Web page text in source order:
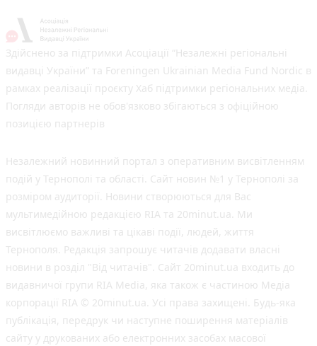
Здійснено за підтримки Асоціації “Незалежні регіональні
видавці України” та Foreningen Ukrainian Media Fund Nordic в
рамках реалізації проєкту Хаб підтримки регіональних медіа.
Погляди авторів не обов'язково збігаються з офіційною
позицією партнерів
Незалежний новинний портал з оперативним висвітленням
подій у Тернополі та області. Сайт новин №1 у Тернополі за
розміром аудиторії. Новини створюються для Вас
мультимедійною редакцією RIA та 20minut.ua. Ми
висвітлюємо важливі та цікаві події, людей, життя
Тернополя. Редакція запрошує читачів додавати власні
новини в розділ "Від читачів". Сайт 20minut.ua входить до
видавничої групи RIA Media, яка також є частиною Медіа
корпорації RIA © 20minut.ua. Усі права захищені. Будь-яка
публiкацiя, передрук чи наступне поширення матеріалів
сайту у друкованих або електронних засобах масової